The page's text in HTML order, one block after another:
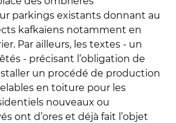
parkings existants donnant au
kafkaïens notamment en
Par ailleurs, les textes - un
- précisant l’obligation de
un procédé de production
en toiture pour les
nouveaux ou
ont d’ores et déjà fait l’objet